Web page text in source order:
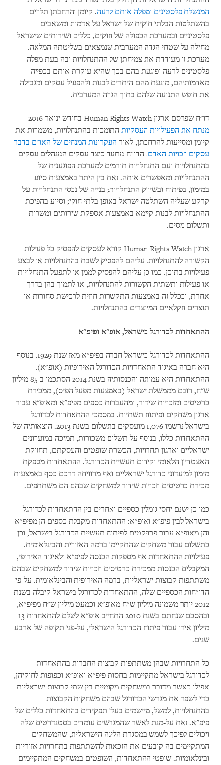
המנשלת פלסטינים ומפלה אותם לרעה. קיומן והרחבתן תלויים
בהשתלטות הבלתי חוקית של ישראל על אדמות ומשאבים
פלסטיניים ובמערכת הכפולה של חוקים, כללים ושירותים שישראל
מחילה על שטחי הגדה המערבית שנמצאים בשליטתה המלאה.
מערכת זו מעודדת את צמיחתן של ההתנחלויות ובה בעת מפלה
פלסטינים לרעה ופוגעת בהם בכך שהיא עוקרת אותם בכפייה
מאדמותיהם, מונעת מהם היתרים לבנות ולהפעיל עסקים ומגבילה
את חופש התנועה שלהם בתוך הגדה המערבית.
דו"ח שפרסם ארגוןHuman Rights Watch בחודש ינואר 2016
מנתח את הפעילויות העסקיות התומכות בהתנחלויות, משמרות את
קיומן ומסייעות להרחבתן, לאור העקרונות המנחים של האו"ם בדבר
עסקים וזכויות האדם. הדו"ח מתעד כיצד עסקים המנהלים עסקים
בהתנחלויות ועם התנחלויות תורמים למערכת הפוגענית של
ההתנחלויות ומאפשרים אותה. זאת בין היתר באמצעות סיוע
במימון, בפיתוח ובשיווק התנחלויות; בנייה של נכסי התנחלויות על
קרקע שעליה השתלטה ישראל באופן בלתי חוקי; וסיוע בהפיכת
ההתנחלויות לבנות קיימא באמצעות אספקת שירותים ומשרות
ותשלום מסים.
ארגוןHuman Rights Watch קורא לעסקים להפסיק כל פעילות
הקשורה להתנחלויות. עליהם להפסיק לשבת בהתנחלויות או לבצע
פעילויות בתוכן. כמו כן עליהם להפסיק לממן או לתפעל התנחלויות
או פעילות ותשתית הקשורות להתנחלויות, או לתמוך בהן בדרך
אחרת, ובכלל זה באמצעות התקשרות חוזית לרכישת סחורות או
תוצרים חקלאיים המיוצרים בהתנחלויות.
ההתאחדות לכדורגל בישראל, אופ"א ופיפ"א
ההתאחדות לכדורגל בישראל חברה בפיפ"א מאז שנת 1929. בנוסף
היא חברה באיגוד התאחדויות הכדורגל האירופיות (אופ"א).
ההתאחדות היא עמותה והכנסותיה בשנת 2014 הסתכמו ב-85 מיליון
ש"ח, רובם מממשלת ישראל (באמצעות מפעל הפיס), ממכירת
כרטיסים ומזכויות שידור, ומהעברות כספים מפיפ"א ומאופ"א עבור
ארגון משחקים ופיתוח תשתיות. במסמכי ההתאחדות לכדורגל
בישראל נרשמו 1,076 מועסקים בתשלום בשנת 2013. הוצאותיה של
ההתאחדות כללו, בנוסף על תשלום משכורות, תמיכה במועדונים
ישראליים וארגון תחרויות, הכשרת שופטים והעסקתם, תחזוקת
האצטדיון הלאומי וקידום תעשיית הכדורגל. ההתאחדות מספקת
מימון למועדוני כדורגל ישראליים ואף מרוויחה דרכם כסף באמצעות
מכירת כרטיסים וזכויות שידור למשחקים שבהם הם משתתפים.
כמו כן ישנם יחסי גומלין כספיים ואחרים בין ההתאחדות לכדורגל
בישראל לבין פיפ"א ואופ"א: ההתאחדות מקבלת כספים הן מפיפ"א
והן מאופ"א עבור פרויקטים לפיתוח תעשיית הכדורגל בישראל, וכן
כתשלום עבור משחקים שהתקיימו ברמה האזורית והבינלאומית.
פעילויות ההתאחדות אף מספקות הכנסה לפיפ"א ולאיגוד האירופי,
המקבלים הכנסות ממכירת כרטיסים וזכויות שידור למשחקים שבהם
משתתפות קבוצות ישראליות, ברמה האירופית והבינלאומית. על-פי
הדו"חות הכספיים שלה, ההתאחדות לכדורגל בישראל קיבלה בשנת
2012 יותר משמונה מיליון ש"ח מאופ"א וכמעט מיליון ש"ח מפיפ"א,
ובהסכם שנחתם בשנת 2010 התחייב אופ"א לשלם להתאחדות 13
מיליון אירו עבור פיתוח הכדורגל הישראלי, על-פני תקופה של ארבע
שנים.
כל התחרויות שבהן משתתפות קבוצות החברות בהתאחדות
לכדורגל בישראל מתקיימות בחסות פיפ"א ואופ"א וכפופות לחוקיהן,
אפילו כאשר מדובר במשחקים מקומיים בין שתי קבוצות ישראליות.
כדי לשפר את מגרשי הכדורגל שבהם משחקות הקבוצות
בהתנחלויות, למשל, מיישמים בעלי תפקידים בהתאחדות כללים של
פיפ"א. זאת על-מנת לאשר שהמגרשים עומדים בסטנדרטים שלה
ויכולים לפיכך לשמש במסגרת הליגה הישראלית, שהמשחקים
המתקיימים בה קובעים את הזכאות להשתתפות בתחרויות אזוריות
ובינלאומיות. שופטי ההתאחדות, השופטים במשחקים המתקיימים